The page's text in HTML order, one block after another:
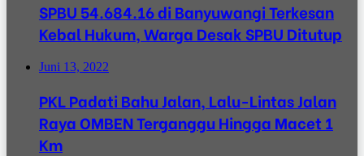
SPBU 54.684.16 di Banyuwangi Terkesan
Kebal Hukum, Warga Desak SPBU Ditutup
Juni 13, 2022
PKL Padati Bahu Jalan, Lalu-Lintas Jalan
Raya OMBEN Terganggu Hingga Macet 1
Km